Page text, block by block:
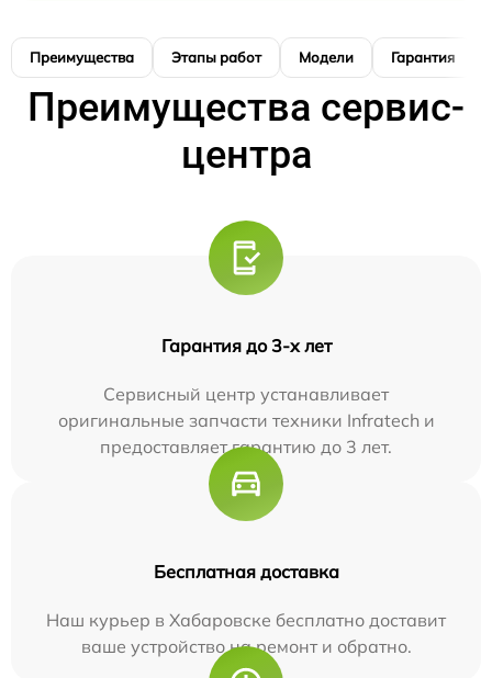
Преимущества Этапы работ Модели Гарантия
Преимущества сервис-
центра
Гарантия до 3-х лет
Сервисный центр устанавливает
оригинальные запчасти техники Infratech и
предоставляет гарантию до 3 лет.
Бесплатная доставка
Наш курьер в Хабаровске бесплатно доставит
ваше устройство на ремонт и обратно.